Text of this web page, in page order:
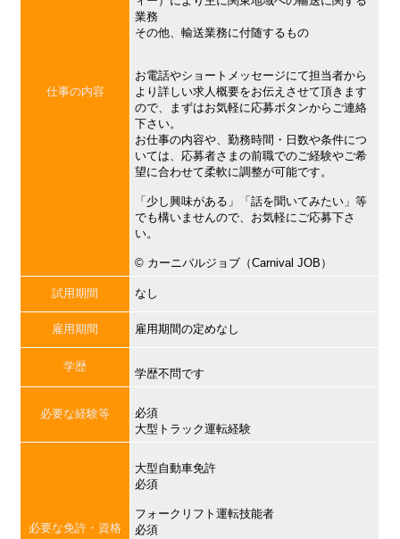
仕事の内容
業務
その他、輸送業務に付随するもの
お電話やショートメッセージにて担当者から
より詳しい求人概要をお伝えさせて頂きます
ので、まずはお気軽に応募ボタンからご連絡
下さい。
お仕事の内容や、勤務時間・日数や条件につ
いては、応募者さまの前職でのご経験やご希
望に合わせて柔軟に調整が可能です。
「少し興味がある」「話を聞いてみたい」等
でも構いませんので、お気軽にご応募下さ
い。
©︎ カーニバルジョブ（Carnival JOB）
試用期間 なし
雇用期間 雇用期間の定めなし
学歴
学歴不問です
必要な経験等
必須
大型トラック運転経験
必要な免許・資格
大型自動車免許
必須
フォークリフト運転技能者
必須